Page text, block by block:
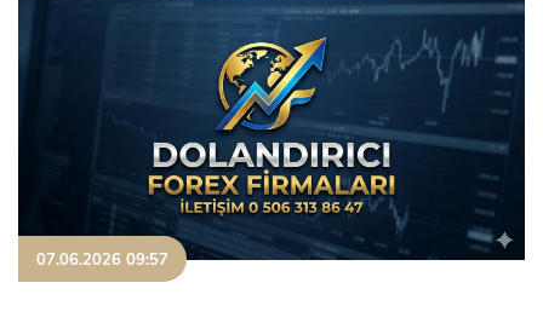
07.06.2026 09:57